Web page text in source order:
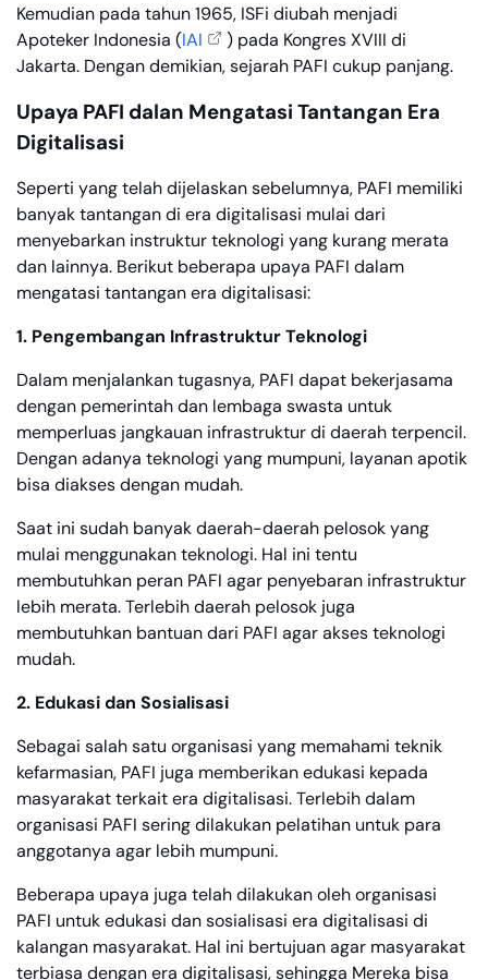
Kemudian pada tahun 1965, ISFi diubah menjadi
Apoteker Indonesia (IAI
) pada Kongres XVIII di
Jakarta. Dengan demikian, sejarah PAFI cukup panjang.
Upaya PAFI dalan Mengatasi Tantangan Era
Digitalisasi
Seperti yang telah dijelaskan sebelumnya, PAFI memiliki
banyak tantangan di era digitalisasi mulai dari
menyebarkan instruktur teknologi yang kurang merata
dan lainnya. Berikut beberapa upaya PAFI dalam
mengatasi tantangan era digitalisasi:
1. Pengembangan Infrastruktur Teknologi
Dalam menjalankan tugasnya, PAFI dapat bekerjasama
dengan pemerintah dan lembaga swasta untuk
memperluas jangkauan infrastruktur di daerah terpencil.
Dengan adanya teknologi yang mumpuni, layanan apotik
bisa diakses dengan mudah.
Saat ini sudah banyak daerah-daerah pelosok yang
mulai menggunakan teknologi. Hal ini tentu
membutuhkan peran PAFI agar penyebaran infrastruktur
lebih merata. Terlebih daerah pelosok juga
membutuhkan bantuan dari PAFI agar akses teknologi
mudah.
2. Edukasi dan Sosialisasi
Sebagai salah satu organisasi yang memahami teknik
kefarmasian, PAFI juga memberikan edukasi kepada
masyarakat terkait era digitalisasi. Terlebih dalam
organisasi PAFI sering dilakukan pelatihan untuk para
anggotanya agar lebih mumpuni.
Beberapa upaya juga telah dilakukan oleh organisasi
PAFI untuk edukasi dan sosialisasi era digitalisasi di
kalangan masyarakat. Hal ini bertujuan agar masyarakat
terbiasa dengan era digitalisasi, sehingga Mereka bisa